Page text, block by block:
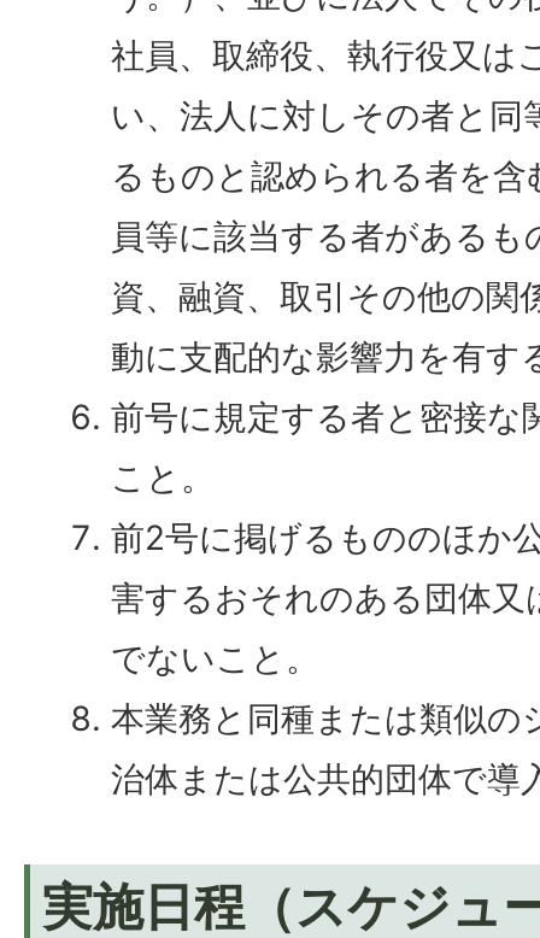
社員、取締役、執行役又は
い、法人に対しその者と同
るものと認められる者を
員等に該当する者がある
資、融資、取引その他の関
動に支配的な影響力を有す
前号に規定する者と密接な
こと。
前2号に掲げるもののほか
害するおそれのある団体又
でないこと。
本業務と同種または類似
治体または公共的団体で導
実施日程（スケジュ